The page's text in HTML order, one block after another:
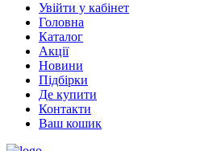
Увійти у кабінет
Головна
Каталог
Акції
Новини
Підбірки
Де купити
Контакти
Ваш кошик